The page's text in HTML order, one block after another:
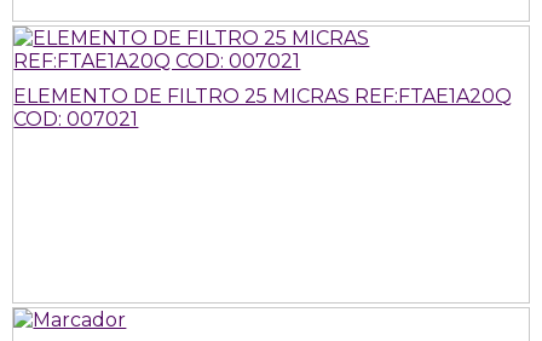
ELEMENTO DE FILTRO 25 MICRAS REF:FTAE1A20Q
COD: 007021